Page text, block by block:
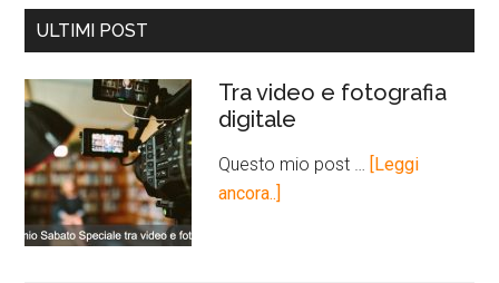
ULTIMI POST
Tra video e fotografia
digitale
Questo mio post …
[Leggi
ancora..]